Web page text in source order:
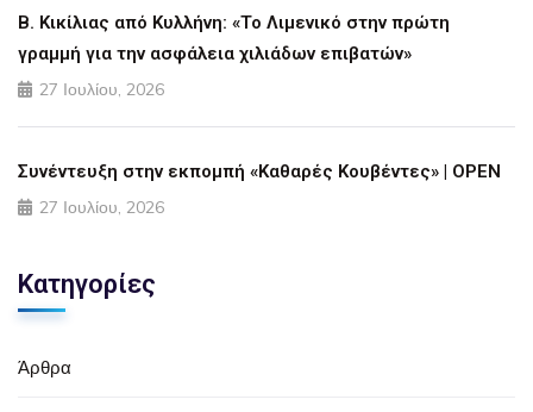
Β. Κικίλιας από Κυλλήνη: «Το Λιμενικό στην πρώτη
γραμμή για την ασφάλεια χιλιάδων επιβατών»
27 Ιουλίου, 2026
Συνέντευξη στην εκπομπή «Καθαρές Κουβέντες» | OPEN
27 Ιουλίου, 2026
Κατηγορίες
Άρθρα